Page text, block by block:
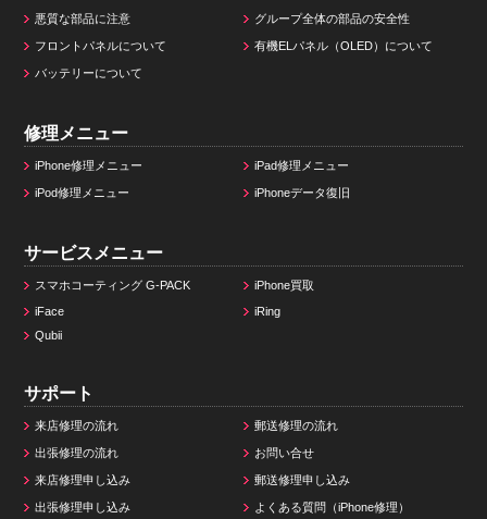
悪質な部品に注意 グループ全体の部品の安全性
フロントパネルについて 有機ELパネル（OLED）について
バッテリーについて
修理メニュー
iPhone修理メニュー iPad修理メニュー
iPod修理メニュー iPhoneデータ復旧
サービスメニュー
スマホコーティング G-PACK
iPhone買取
iFace
iRing
Qubii
サポート
来店修理の流れ 郵送修理の流れ
出張修理の流れ お問い合せ
来店修理申し込み 郵送修理申し込み
出張修理申し込み よくある質問（iPhone修理）